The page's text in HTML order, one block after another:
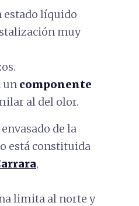
estado líquido
muy
un componente
al del olor.
de la
está constituida
,
limita al norte y